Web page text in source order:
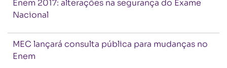
Enem 2017: alterações na segurança do Exame
Nacional
MEC lançará consulta pública para mudanças no
Enem